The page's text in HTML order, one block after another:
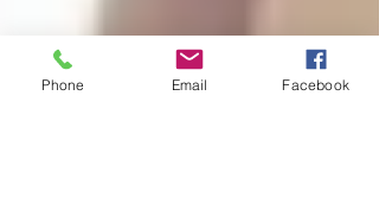
Phone Email Facebook